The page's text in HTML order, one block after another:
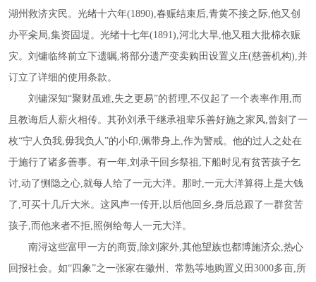
湖州救济灾民。光绪十六年(1890),春赈结束后,青黄不接之际,他又创
办平籴局,集资固堤。光绪十七年(1891),河北大旱,他又租大批棉衣赈
灾。刘镛临终前立下遗嘱,将部分遗产变卖购田设置义庄(慈善机构),并
订立了详细的使用条款。
刘镛深知“聚财虽难,失之更易”的哲理,不仅起了一个表率作用,而
且教诲后人薪火相传。其孙刘承干继承祖辈乐善好施之家风,曾刻了一
枚“宁人负我,毋我负人”的小印,佩带身上,作为警戒。他的过人之处在
于施行了诸多善事。有一年,刘承干回乡祭祖,下船时见有贫苦孩子乞
讨,动了恻隐之心,就每人给了一元大洋。那时,一元大洋算得上是大钱
了,可买十几斤大米。这风声一传开,以后他回乡,身后总跟了一群贫苦
孩子,而他来者不拒,照例给每人一元大洋。
南浔这些富甲一方的商贾,除刘家外,其他望族也都博施济众,热心
回报社会。如“四象”之一张家在徽州、常熟等地购置义田3000多亩,所